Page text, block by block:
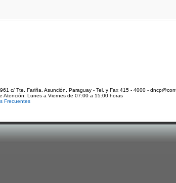
c/ Tte. Fariña. Asunción, Paraguay - Tel. y Fax 415 - 4000 -
Atención: Lunes a Viernes de 07:00 a 15:00 horas
Frecuentes